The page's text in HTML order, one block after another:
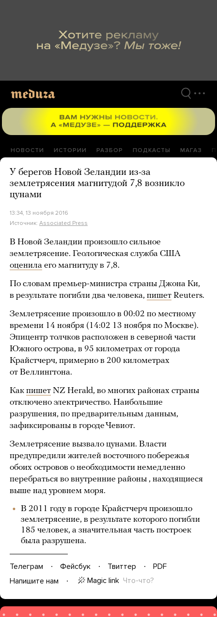
НОВОСТИ ИСТОРИИ РАЗБОР ПОДКАСТЫ МАГАЗ
У берегов Новой Зеландии из-за
землетрясения магнитудой 7,8 возникло
цунами
13:34, 13 ноября 2016
Источник: Associated Press
В Новой Зеландии произошло сильное
землетрясение. Геологическая служба США
оценила его магнитуду в 7,8.
По словам премьер-министра страны Джона Ки,
в результате погибли два человека, пишет Reuters.
Землетрясение произошло в 00:02 по местному
времени 14 ноября (14:02 13 ноября по Москве).
Эпицентр толчков расположен в северной части
Южного острова, в 95 километрах от города
Крайстчерч, примерно в 200 километрах
от Веллингтона.
Как пишет NZ Herald, во многих районах страны
отключено электричество. Наибольшие
разрушения, по предварительным данным,
зафиксированы в городе Чевиот.
Землетрясение вызвало цунами. Власти
предупредили жителей восточного побережья
обоих островов о необходимости немедленно
перебраться во внутренние районы , находящиеся
выше над уровнем моря.
В 2011 году в городе Крайстчерч произошло
землетрясение, в результате которого погибли
185 человек, а значительная часть построек
была разрушена.
Телеграм Фейсбук Твиттер
PDF
Напишите нам
Magic link Что-что?